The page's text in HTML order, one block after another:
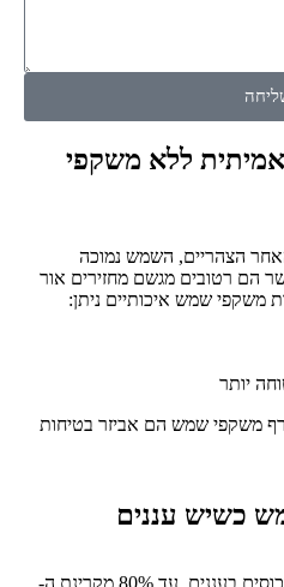
ללא משקפי
הצהריים, השמש נמוכה
הם רטובים מגשם מחזירים אור
משקפי שמש איכותיים ניתן:
יותר
משקפי שמש הם אביזר בטיחות
כשיש עננים
כן, בהחלט. גם כאשר השמיים מכוסים בעננים, עד 80% מקרינת ה-